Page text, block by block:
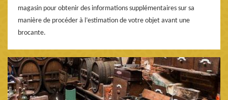
magasin pour obtenir des informations supplémentaires sur sa
manière de procéder à l’estimation de votre objet avant une
brocante.